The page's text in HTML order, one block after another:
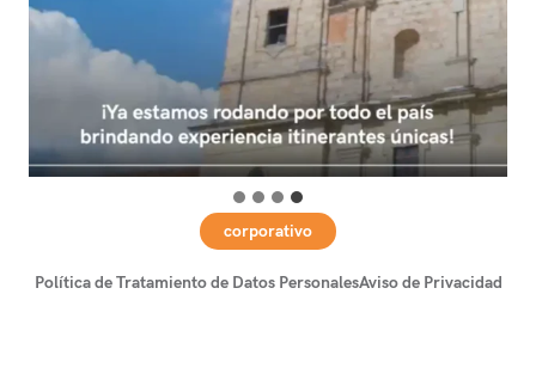
corporativo
Política de Tratamiento de Datos PersonalesAviso de Privacidad